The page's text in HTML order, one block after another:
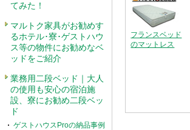
てみた！
マルトク家具がお勧めす
るホテル･寮･ゲストハウ
ス等の物件にお勧めなベ
ッドをご紹介
業務用二段ベッド｜大人
の使用も安心の宿泊施
設、寮にお勧め二段ベッ
ド
ゲストハウスProの納品事例
フランスベッド
のマットレス